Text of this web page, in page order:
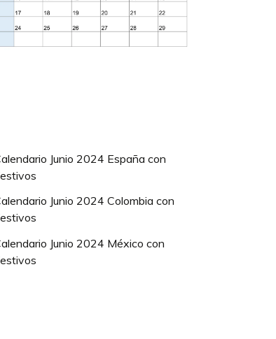
Junio 2024 España con
Junio 2024 Colombia con
Junio 2024 México con